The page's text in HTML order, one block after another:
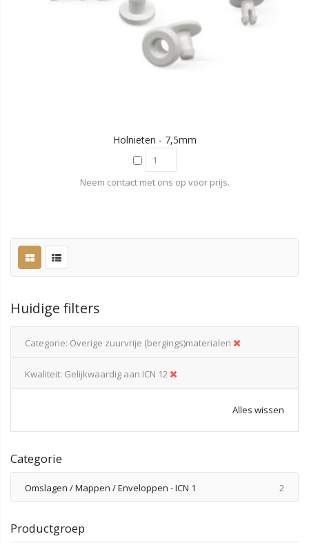
Holnieten - 7,5mm
Neem contact met ons op voor prijs.
Huidige filters
Categorie Overige zuurvrije (bergings)materialen
Kwaliteit Gelijkwaardig aan ICN 12
Alles wissen
Categorie
Omslagen / Mappen / Enveloppen - ICN 1 2
Productgroep